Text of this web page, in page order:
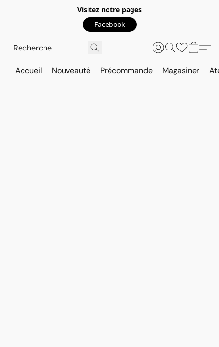
Visitez notre pages
Facebook
Accueil Nouveauté Précommande Magasiner